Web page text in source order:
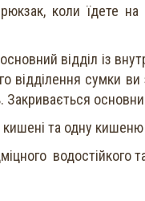
коли їдете
відділ із
відділення сумки
кишені та одну
водостійкого